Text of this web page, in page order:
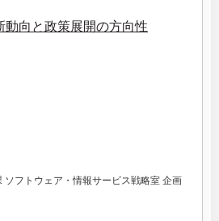
動向と政策展開の方向性
ソフトウェア・情報サービス戦略室 企画